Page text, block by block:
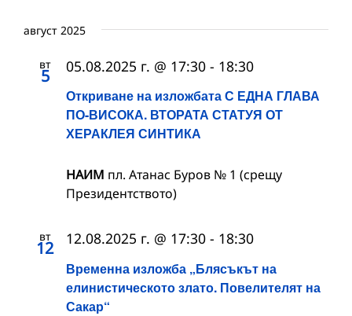
август 2025
вт
5
Откриване на изложбата С ЕДНА ГЛАВА
ПО-ВИСОКА. ВТОРАТА СТАТУЯ ОТ
ХЕРАКЛЕЯ СИНТИКА
05.08.2025 г. @ 17:30 - 18:30
НАИМ пл. Атанас Буров № 1 (срещу
Президентството)
вт
12
Временна изложба „Блясъкът на
елинистическото злато. Повелителят на
Сакар“
12.08.2025 г. @ 17:30 - 18:30